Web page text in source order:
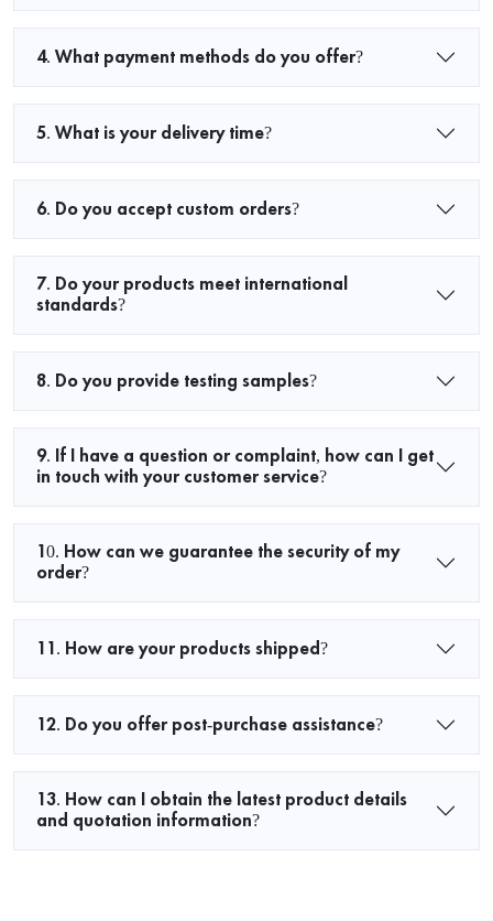
4. What payment methods do you offer?
5. What is your delivery time?
6. Do you accept custom orders?
7. Do your products meet international
standards?
8. Do you provide testing samples?
9. If I have a question or complaint, how can I get
in touch with your customer service?
10. How can we guarantee the security of my
order?
11. How are your products shipped?
12. Do you offer post-purchase assistance?
13. How can I obtain the latest product details
and quotation information?